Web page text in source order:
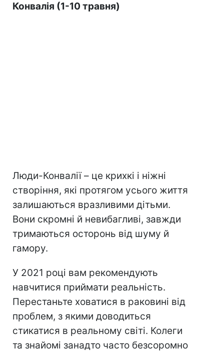
Конвалія (1-10 травня)
Люди-Конвалії – це крихкі і ніжні
створіння, які протягом усього життя
залишаються вразливими дітьми.
Вони скромні й невибагливі, завжди
тримаються осторонь від шуму й
гамору.
У 2021 році вам рекомендують
навчитися приймати реальність.
Перестаньте ховатися в раковині від
проблем, з якими доводиться
стикатися в реальному світі. Колеги
та знайомі занадто часто безсоромно